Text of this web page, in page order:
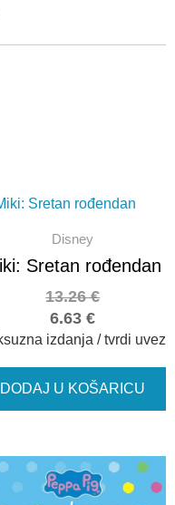
Disney
Sretan rođendan
6.63€
13.26€
izdanja / tvrdi uvez
DODAJ U KOŠARICU